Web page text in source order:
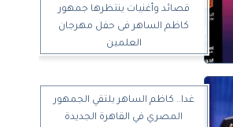
قصائد وأغنيات ينتظرها جمهور
كاظم الساهر فى حفل مهرجان
العلمين
غدا.. كاظم الساهر يلتقي الجمهور
المصري في القاهرة الجديدة